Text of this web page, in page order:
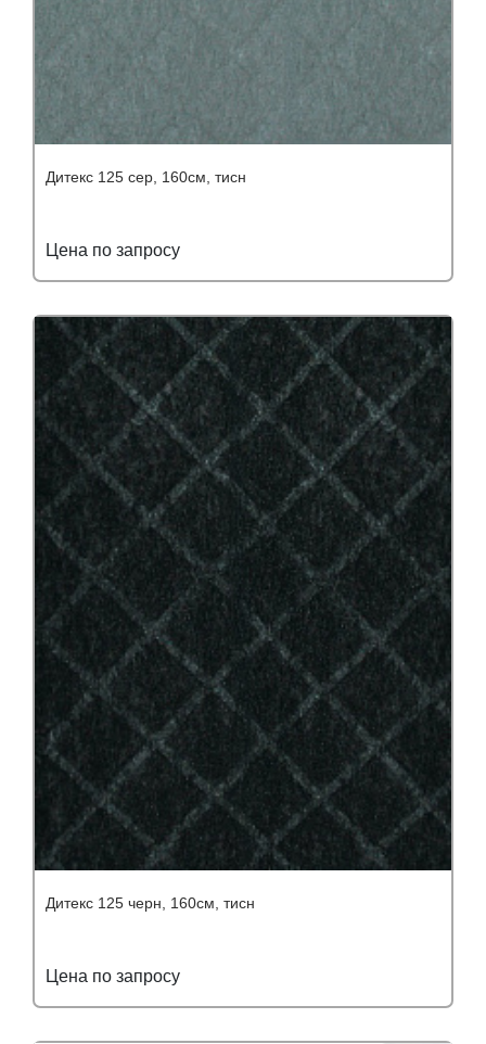
Дитекс 125 сер, 160см, тисн
Цена по запросу
Дитекс 125 черн, 160см, тисн
Цена по запросу